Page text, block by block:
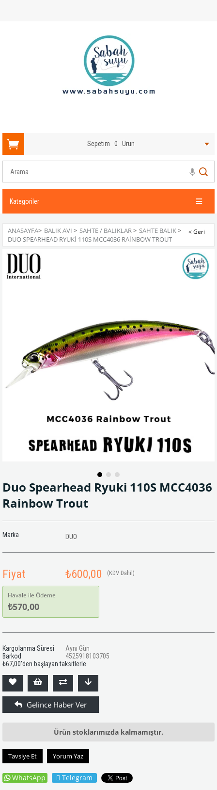
Sepetim 0 Ürün
Kategoriler
ANASAYFA> BALIK AVI > SAHTE / BALIKLAR> SAHTE BALIK>
DUO SPEARHEAD RYUKI 110S MCC4036 RAINBOW TROUT
Duo Spearhead Ryuki 110S MCC4036
Rainbow Trout
Marka DUO
Fiyat ₺600,00 (KDV Dahil)
Havale ile Ödeme
₺570,00
Kargolanma Süresi
Aynı Gün
Barkod
4525918103705
₺67,00'den başlayan taksitlerle
Ürün stoklarımızda kalmamıştır.
Tavsiye Et Yorum Yaz
WhatsApp Telegram